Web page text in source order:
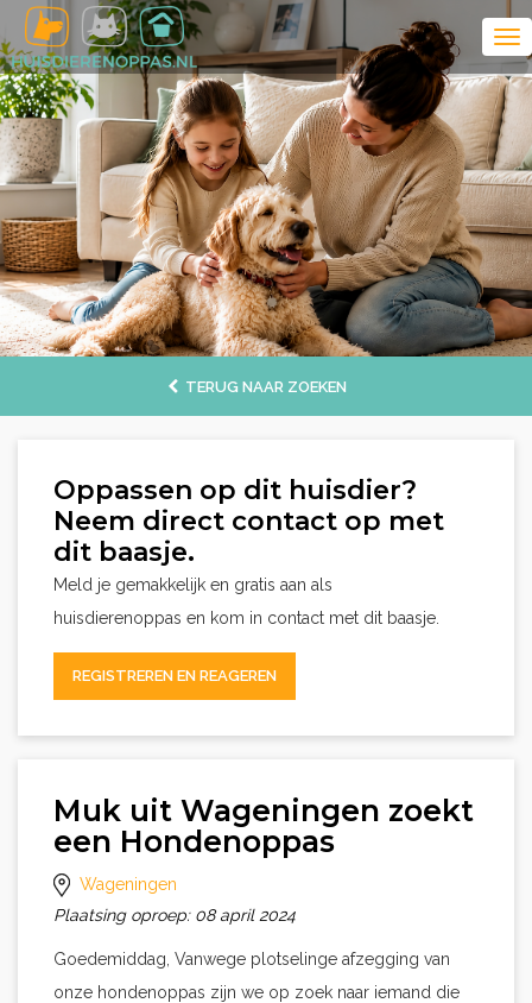
TERUG NAAR ZOEKEN
Oppassen op dit huisdier?
Neem direct contact op met
dit baasje.
Meld je gemakkelijk en gratis aan als
huisdierenoppas en kom in contact met dit baasje.
REGISTREREN EN REAGEREN
Muk uit Wageningen zoekt
een Hondenoppas
Wageningen
Plaatsing oproep: 08 april 2024
Goedemiddag, Vanwege plotselinge afzegging van
onze hondenoppas zijn we op zoek naar iemand die